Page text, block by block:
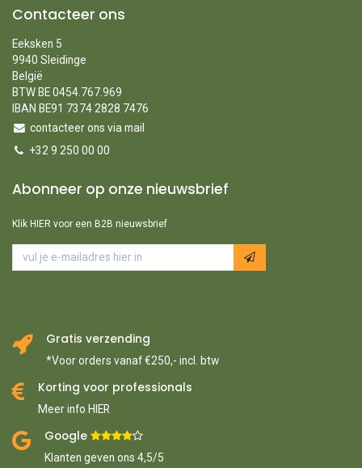
Contacteer ons
Eeksken 5
9940 Sleidinge
België
BTW BE 0454.767.969
IBAN BE91 7374 2828 7476
contacteer ons via mail
+32 9 250 00 00
Abonneer op onze nieuwsbrief
Klik HIER voor een B2B nieuwsbrief
Gratis verzending
*Voor orders vanaf €250,- incl. btw
Korting voor professionals
Meer info HIER
Google ​
Klanten geven ons 4,5/5